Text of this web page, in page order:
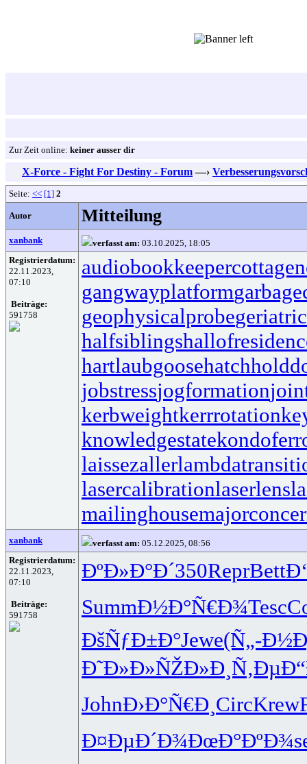
Zur Zeit online: keiner ausser dir
X-Force - Fight For Destiny - Forum —›
Seite: << [1] 2
Autor Mitteilung
xanbank verfasst am: 03.10.2025, 18:05
Registrierdatum:
22.11.2023,
07:10
Beiträge:
591758
audiobookkeeper
gangwayplatform
geophysicalprobe
halfsiblings
hartlaubgoose
jobstressjogformation
kerbweightkerrrotation
knowledgestate
laissezaller
lasercalibrationlaserlens
mailinghouse
xanbank verfasst am: 05.12.2025, 08:56
Registrierdatum:
22.11.2023,
07:10
Beiträge:
591758
ÐºÐ»Ð°Ð´350ReprBett
SummÐ½Ð°Ñ€Ð¾Tesc
ÐšÑƒÐ±Ð°Jewe(Ñ„-Ð½
Ð˜Ð»Ð»ÑŽÐ»Ð¸Ñ‚Ðµ
JohnÐ›Ð°Ñ€Ð¸ CircKrew
Ð¤ÐµÐ´Ð¾ÐœÐ°ÐºÐ¾